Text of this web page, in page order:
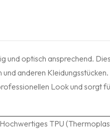
und optisch ansprechend.
anderen
Look und sorgt
Hochwertiges TPU